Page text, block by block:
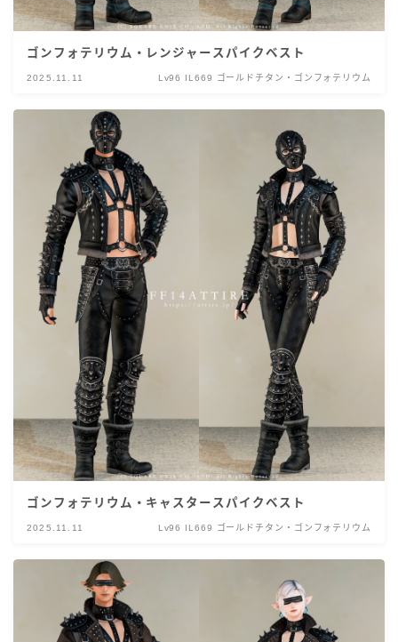
ゴンフォテリウム・レンジャースパイクベスト
2025.11.11 Lv96 IL669 ゴールドチタン・ゴンフォテリウム
ゴンフォテリウム・キャスタースパイクベスト
2025.11.11 Lv96 IL669 ゴールドチタン・ゴンフォテリウム